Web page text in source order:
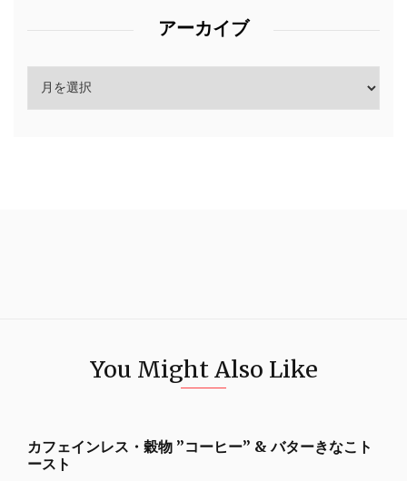
アーカイブ
You Might Also Like
カフェインレス・穀物 ”コーヒー” & バターきなこト
ースト